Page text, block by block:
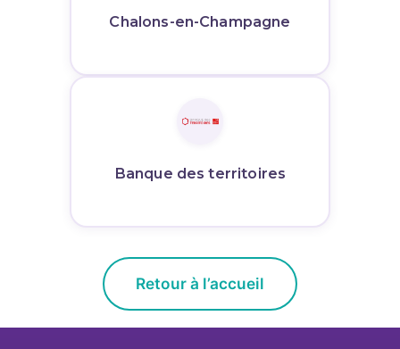
Chalons-en-Champagne
Banque des territoires
Retour à l’accueil